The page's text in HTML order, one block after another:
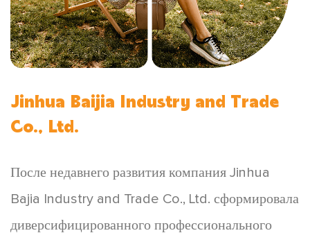
Jinhua Baijia Industry and Trade
Co., Ltd.
После недавнего развития компания Jinhua
Bajia Industry and Trade Co., Ltd. сформировала
диверсифицированного профессионального